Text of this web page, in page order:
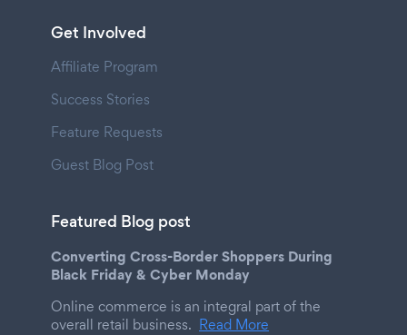
Get Involved
Affiliate Program
Success Stories
Feature Requests
Guest Blog Post
Featured Blog post
Converting Cross-Border Shoppers During
Black Friday & Cyber Monday
Online commerce is an integral part of the
overall retail business. Read More